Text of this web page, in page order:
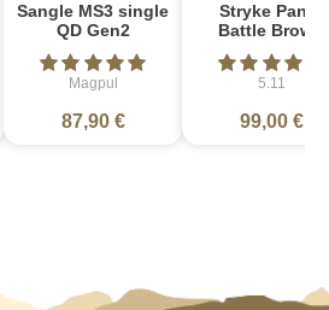
Sangle MS3 single
QD Gen2
Magpul
87,90 €
Stryke Pant -
Battle Brown
5.11
99,00 €